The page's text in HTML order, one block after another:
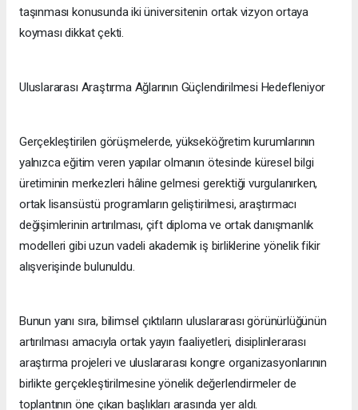
taşınması konusunda iki üniversitenin ortak vizyon ortaya
koyması dikkat çekti.
Uluslararası Araştırma Ağlarının Güçlendirilmesi Hedefleniyor
Gerçekleştirilen görüşmelerde, yükseköğretim kurumlarının
yalnızca eğitim veren yapılar olmanın ötesinde küresel bilgi
üretiminin merkezleri hâline gelmesi gerektiği vurgulanırken,
ortak lisansüstü programların geliştirilmesi, araştırmacı
değişimlerinin artırılması, çift diploma ve ortak danışmanlık
modelleri gibi uzun vadeli akademik iş birliklerine yönelik fikir
alışverişinde bulunuldu.
Bunun yanı sıra, bilimsel çıktıların uluslararası görünürlüğünün
artırılması amacıyla ortak yayın faaliyetleri, disiplinlerarası
araştırma projeleri ve uluslararası kongre organizasyonlarının
birlikte gerçekleştirilmesine yönelik değerlendirmeler de
toplantının öne çıkan başlıkları arasında yer aldı.